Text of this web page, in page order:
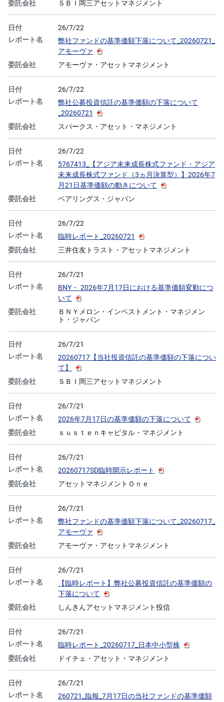
ＳＢＩ岡三アセットマネジメント
26/7/22
弊社ファンドの基準価額下落について_20260721_
アモーヴァ
アモーヴァ・アセットマネジメント
26/7/22
弊社公募投資信託の基準価額の下落について
_20260721
スパークス・アセット・マネジメント
26/7/22
5767413_【アジア未来成長株式ファンド・アジア
未来成長株式ファンド（3ヵ月決算型）】2026年7
月21日基準価額の動きについて
ベアリングス・ジャパン
26/7/22
臨時レポート_20260721
三井住友トラスト・アセットマネジメント
26/7/21
BNY・ 2026年7月17日における基準価額変動につ
いて
ＢＮＹメロン・インベストメント・マネジメン
ト・ジャパン
26/7/21
20260717【当社投資信託の基準価額の下落につい
て】
ＳＢＩ岡三アセットマネジメント
26/7/21
2026年7月17日の基準価額の下落について
ｓｕｓｔｅｎキャピタル・マネジメント
26/7/21
20260717SD臨時開示レポート
アセットマネジメントＯｎｅ
26/7/21
弊社ファンドの基準価額下落について_20260717_
アモーヴァ
アモーヴァ・アセットマネジメント
26/7/21
【臨時レポート】弊社公募投資信託の基準価額の
下落について
しんきんアセットマネジメント投信
26/7/21
臨時レポート_20260717_日本中小型株
ドイチェ・アセット・マネジメント
26/7/21
260721_臨報_7月17日の当社ファンドの基準価額